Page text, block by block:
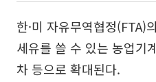
한·미 자유무역협정(FTA)
세유를 쓸 수 있는 농업기
차 등으로 확대된다.